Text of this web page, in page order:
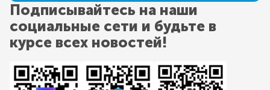
Подписывайтесь на наши
социальные сети и будьте в
курсе всех новостей!